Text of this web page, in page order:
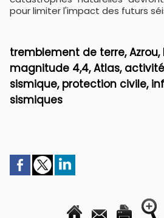
pour limiter l'impact des futurs
tremblement de terre, Azrou,
magnitude 4,4, Atlas,
sismique, protection civile,
sismiques